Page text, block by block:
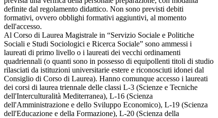
definite dal regolamento didattico. Non sono previsti debiti
formativi, ovvero obblighi formativi aggiuntivi, al momento
dell'accesso.
Al Corso di Laurea Magistrale in “Servizio Sociale e Politiche
Sociali e Studi Sociologici e Ricerca Sociale” sono ammessi i
laureati di primo livello o i laureati dei vecchi ordinamenti
quadriennali (o quanti sono in possesso di equipollenti titoli di studio
rilasciati da istituzioni universitarie estere e riconosciuti idonei dal
Consiglio di Corso di Laurea). Hanno comunque accesso i laureati
dei corsi di laurea triennale delle classi L-3 (Scienze e Tecniche
dell'Interculturalità Mediterranea), L-16 (Scienza
dell'Amministrazione e dello Sviluppo Economico), L-19 (Scienza
dell'Educazione e della Formazione), L-20 (Scienza della